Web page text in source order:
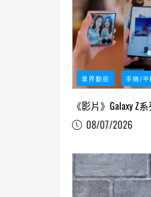
業界動態 手機/平
《影片》Galaxy Z
08/07/2026